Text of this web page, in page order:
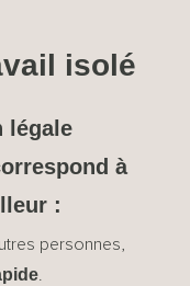
isolé
légale
à
:
personnes,